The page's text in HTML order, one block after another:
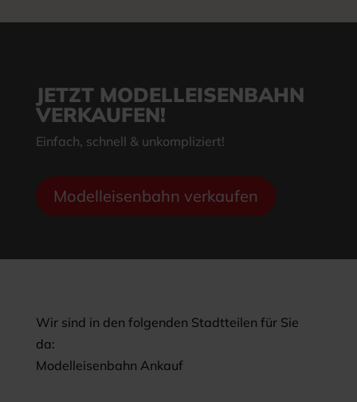
JETZT MODELLEISENBAHN
VERKAUFEN!
Einfach, schnell & unkompliziert!
Modelleisenbahn verkaufen
Wir sind in den folgenden Stadtteilen für Sie
da:
Modelleisenbahn Ankauf